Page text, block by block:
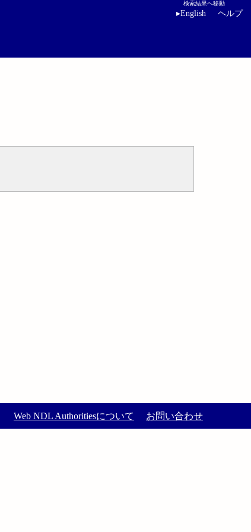
検索結果へ移動
▸English ヘルプ
Web NDL Authoritiesについて お問い合わせ